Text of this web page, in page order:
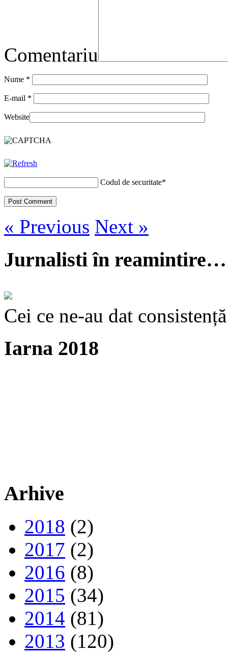
Comentariu
Nume *
E-mail *
Website
Codul de securitate*
« Previous Next »
Jurnalisti în reamintire…
Cei ce ne-au dat
Iarna 2018
Arhive
2018 (2)
2017 (2)
2016 (8)
2015 (34)
2014 (81)
2013 (120)